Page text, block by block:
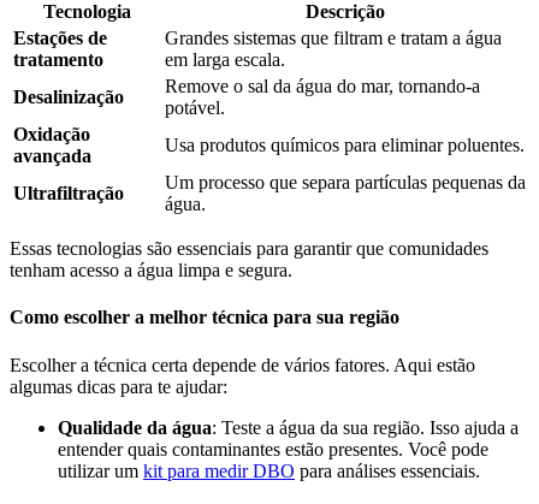
Tecnologia
Descrição
Estações de
tratamento
Grandes sistemas que filtram e tratam a água
em larga escala.
Desalinização
Remove o sal da água do mar, tornando-a
potável.
Oxidação
avançada
Usa produtos químicos para eliminar poluentes.
Ultrafiltração
Um processo que separa partículas pequenas da
água.
Essas tecnologias são essenciais para garantir que comunidades
tenham acesso a água limpa e segura.
Como escolher a melhor técnica para sua região
Escolher a técnica certa depende de vários fatores. Aqui estão
algumas dicas para te ajudar:
Qualidade da água: Teste a água da sua região. Isso ajuda a
entender quais contaminantes estão presentes. Você pode
utilizar um kit para medir DBO para análises essenciais.